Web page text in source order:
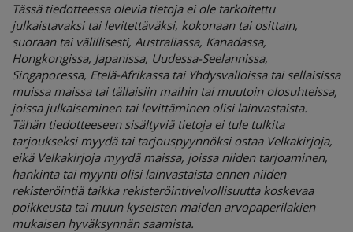
Tässä tiedotteessa olevia tietoja ei ole tarkoitettu
julkaistavaksi tai levitettäväksi, kokonaan tai osittain,
suoraan tai välillisesti, Australiassa, Kanadassa,
Hongkongissa, Japanissa, Uudessa-Seelannissa,
Singaporessa, Etelä-Afrikassa tai Yhdysvalloissa tai sellaisissa
muissa maissa tai tällaisiin maihin tai muutoin olosuhteissa,
joissa julkaiseminen tai levittäminen olisi lainvastaista.
Tähän tiedotteeseen sisältyviä tietoja ei tule tulkita
tarjoukseksi myydä tai tarjouspyynnöksi ostaa Velkakirjoja,
eikä Velkakirjoja myydä maissa, joissa niiden tarjoaminen,
hankinta tai myynti olisi lainvastaista ennen niiden
rekisteröintiä taikka rekisteröintivelvollisuutta koskevaa
poikkeusta tai muun kyseisten maiden arvopaperilakien
mukaisen hyväksynnän saamista.